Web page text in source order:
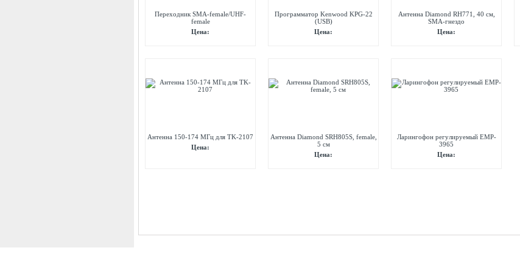
Переходник SMA-female/UHF-
female
Цена:
Программатор Kenwood KPG-22
(USB)
Цена:
Антенна Diamond RH771, 40 см,
SMA-гнездо
Цена:
Антенна 150-174 МГц для TK-2107
Цена:
Антенна Diamond SRH805S, female,
5 см
Цена:
Ларингофон регулируемый EMP-
3965
Цена: